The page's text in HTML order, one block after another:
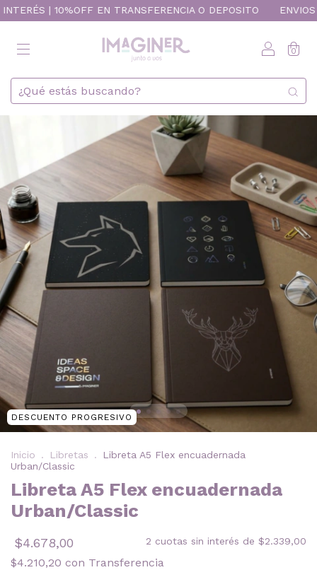
10%OFF EN TRANSFERENCIA O DEPOSITO ENVIOS A
0
DESCUENTO PROGRESIVO
Inicio . Libretas .
Libreta A5 Flex encuadernada
Urban/Classic
Libreta A5 Flex encuadernada
Urban/Classic
$4.678,00 2 cuotas sin interés de $2.339,00
$4.210,20 con Transferencia